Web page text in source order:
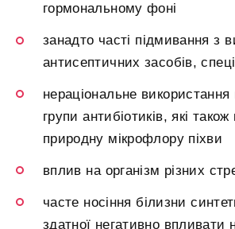
гормональному фоні
занадто часті підмивання з
антисептичних засобів,
нераціональне використання
групи антибіотиків, які
природну мікрофлору піхви
вплив на організм різних
часте носіння білизни
здатної негативно впливати